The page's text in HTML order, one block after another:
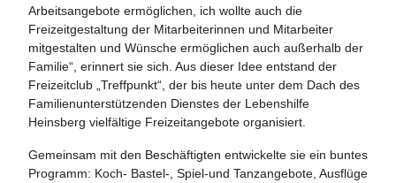
Arbeitsangebote ermöglichen, ich wollte auch die
Freizeitgestaltung der Mitarbeiterinnen und Mitarbeiter
mitgestalten und Wünsche ermöglichen auch außerhalb der
Familie“, erinnert sie sich. Aus dieser Idee entstand der
Freizeitclub „Treffpunkt“, der bis heute unter dem Dach des
Familienunterstützenden Dienstes der Lebenshilfe
Heinsberg vielfältige Freizeitangebote organisiert.
Gemeinsam mit den Beschäftigten entwickelte sie ein buntes
Programm: Koch- Bastel-, Spiel-und Tanzangebote, Ausflüge